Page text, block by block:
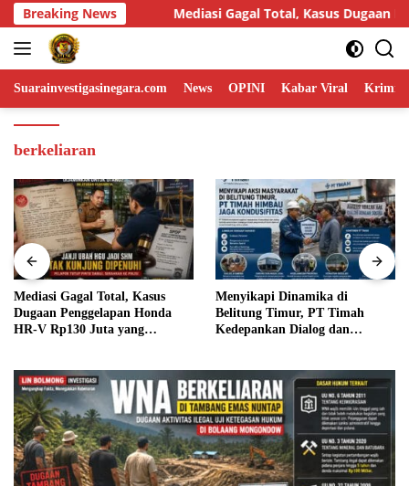
Skip
to
content
Breaking News
Total, Kasus Dugaan Penggelapan Honda HR-V Rp130 Juta
Suarainvestigasinegara.com News OPINI Kabar Viral
berkeliaran
Menyikapi Dinamika di
Belitung Timur, PT Timah
Kedepankan Dialog dan
Humas DPP LIN Desak Kapolri
dan Panglima TNI Turun
Langsung Usut Dugaan